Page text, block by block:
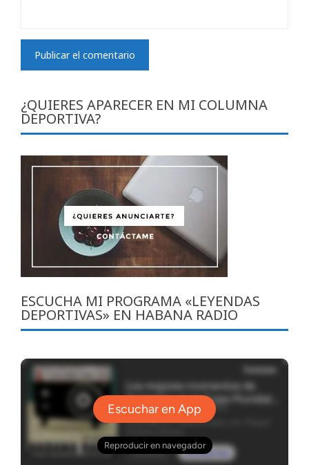
¿QUIERES APARECER EN MI COLUMNA
DEPORTIVA?
ESCUCHA MI PROGRAMA «LEYENDAS
DEPORTIVAS» EN HABANA RADIO